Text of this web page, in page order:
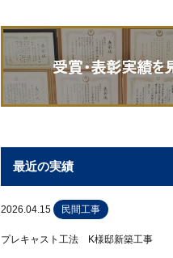
最近の実績
2026.04.15 民間工事
プレキャスト工法 K様邸新築工事